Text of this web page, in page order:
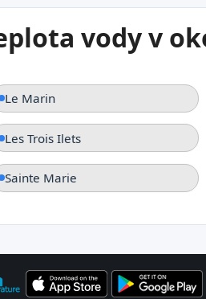
vody v
Le Marin
Les Trois Ilets
Sainte Marie